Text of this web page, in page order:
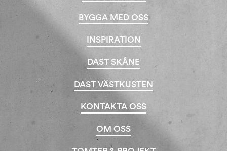
BYGGA MED OSS
INSPIRATION
DAST SKÅNE
DAST VÄSTKUSTEN
KONTAKTA OSS
OM OSS